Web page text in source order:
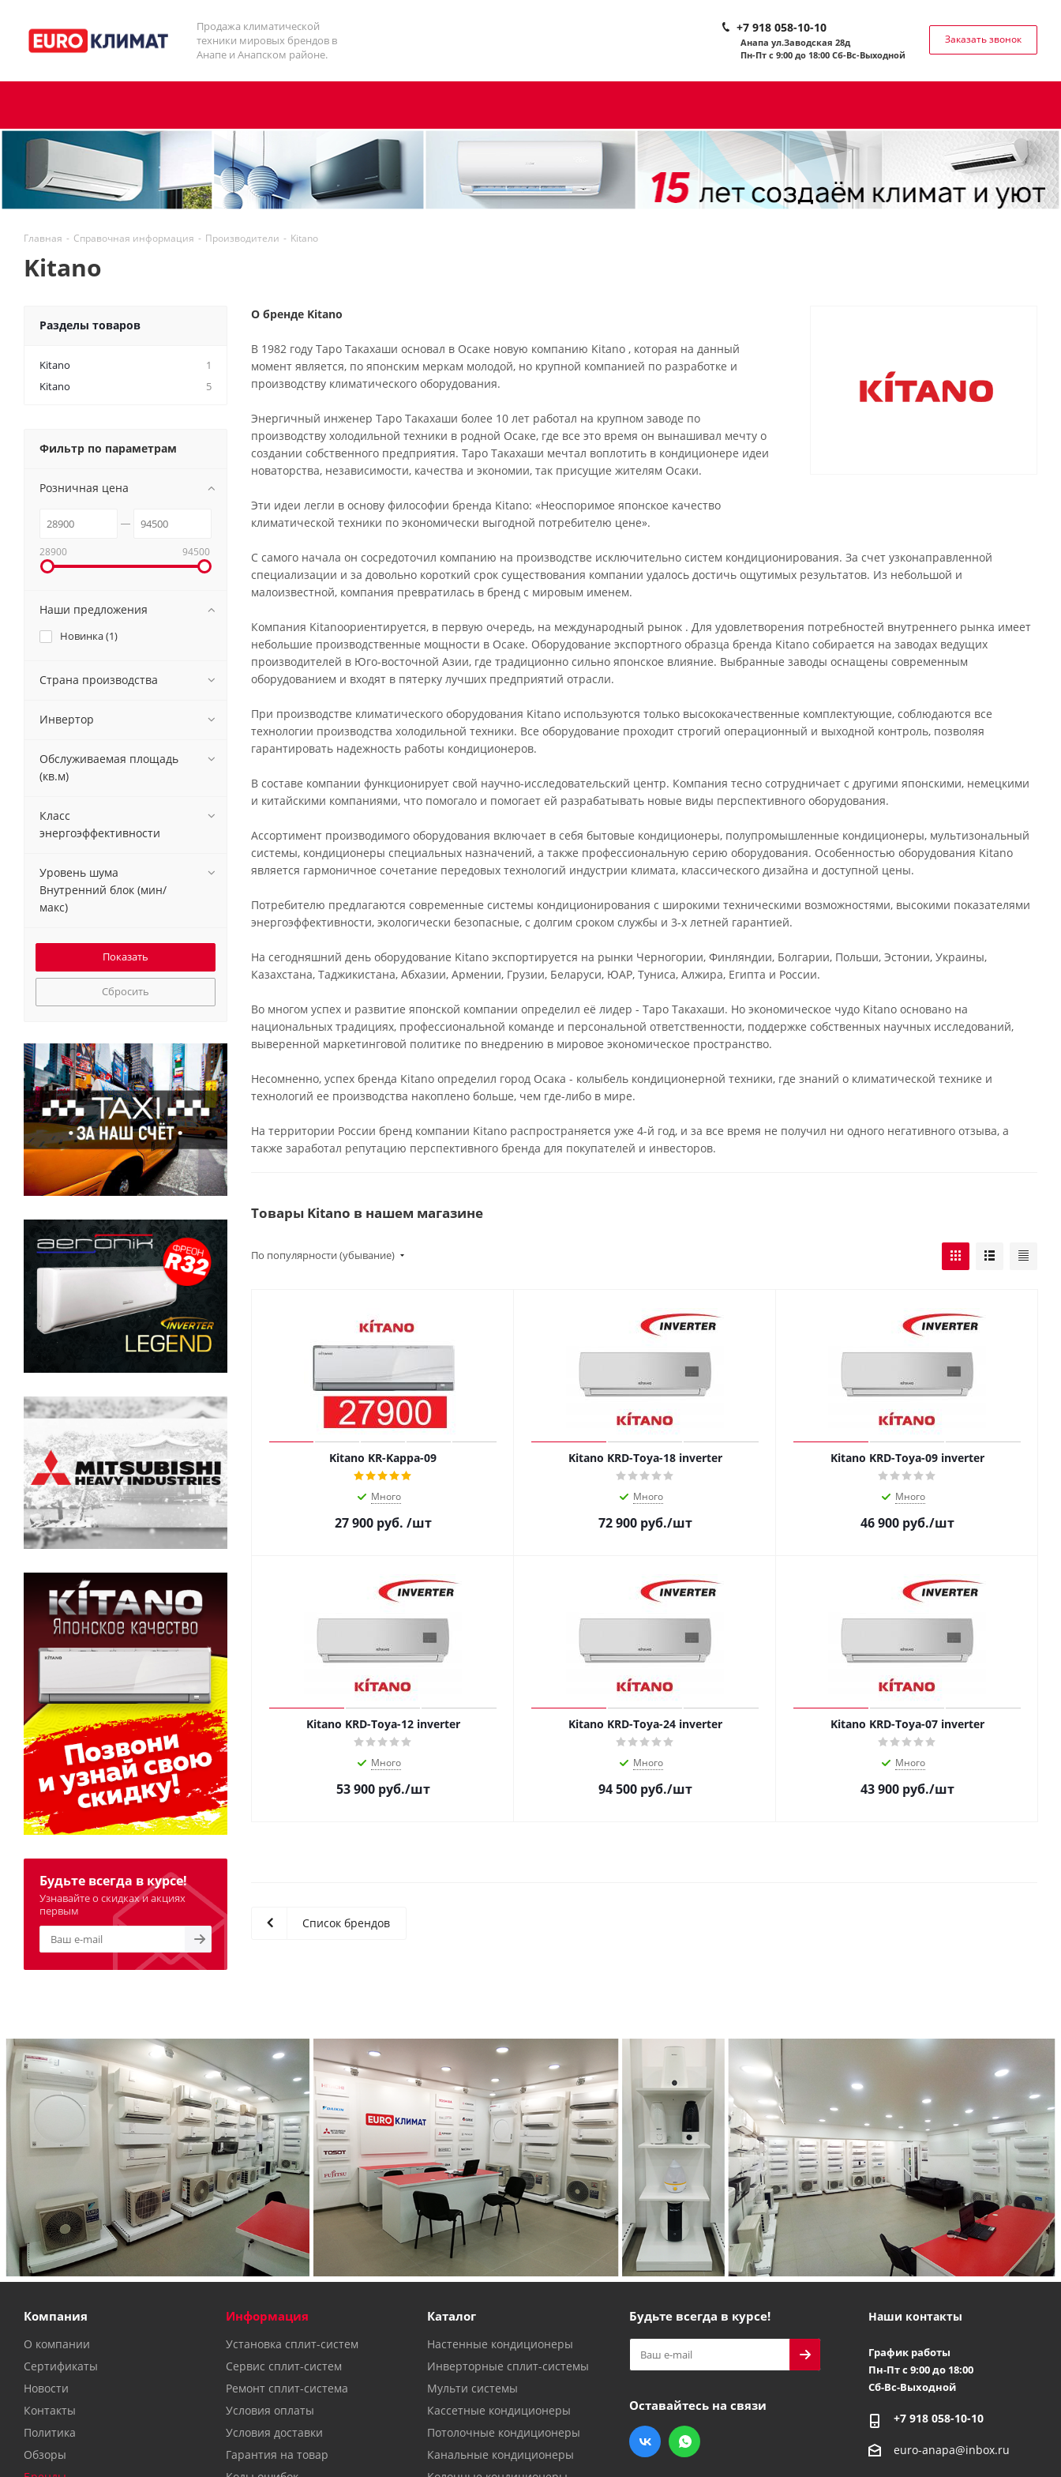
Продажа климатической
техники мировых брендов в
Анапе и Анапском районе.
+7 918 058-10-10
Анапа ул.Заводская 28д
Пн-Пт с 9:00 до 18:00 Сб-Вс-Выходной
Заказать звонок
Главная - Справочная информация - Производители - Kitano
Kitano
О бренде Kitano
В 1982 году Таро Такахаши основал в Осаке новую компанию Kitano , которая на данный
момент является, по японским меркам молодой, но крупной компанией по разработке и
производству климатического оборудования.
Энергичный инженер Таро Такахаши более 10 лет работал на крупном заводе по
производству холодильной техники в родной Осаке, где все это время он вынашивал мечту о
создании собственного предприятия. Таро Такахаши мечтал воплотить в кондиционере идеи
новаторства, независимости, качества и экономии, так присущие жителям Осаки.
Эти идеи легли в основу философии бренда Kitano: «Неоспоримое японское качество
климатической техники по экономически выгодной потребителю цене».
С самого начала он сосредоточил компанию на производстве исключительно систем кондиционирования. За счет узконаправленной
специализации и за довольно короткий срок существования компании удалось достичь ощутимых результатов. Из небольшой и
малоизвестной, компания превратилась в бренд с мировым именем.
Компания Kitanoориентируется, в первую очередь, на международный рынок . Для удовлетворения потребностей внутреннего рынка имеет
небольшие производственные мощности в Осаке. Оборудование экспортного образца бренда Kitano собирается на заводах ведущих
производителей в Юго-восточной Азии, где традиционно сильно японское влияние. Выбранные заводы оснащены современным
оборудованием и входят в пятерку лучших предприятий отрасли.
При производстве климатического оборудования Kitano используются только высококачественные комплектующие, соблюдаются все
технологии производства холодильной техники. Все оборудование проходит строгий операционный и выходной контроль, позволяя
гарантировать надежность работы кондиционеров.
В составе компании функционирует свой научно-исследовательский центр. Компания тесно сотрудничает с другими японскими, немецкими
и китайскими компаниями, что помогало и помогает ей разрабатывать новые виды перспективного оборудования.
Ассортимент производимого оборудования включает в себя бытовые кондиционеры, полупромышленные кондиционеры, мультизональный
системы, кондиционеры специальных назначений, а также профессиональную серию оборудования. Особенностью оборудования Kitano
является гармоничное сочетание передовых технологий индустрии климата, классического дизайна и доступной цены.
Потребителю предлагаются современные системы кондиционирования с широкими техническими возможностями, высокими показателями
энергоэффективности, экологически безопасные, с долгим сроком службы и 3-х летней гарантией.
На сегодняшний день оборудование Kitano экспортируется на рынки Черногории, Финляндии, Болгарии, Польши, Эстонии, Украины,
Казахстана, Таджикистана, Абхазии, Армении, Грузии, Беларуси, ЮАР, Туниса, Алжира, Египта и России.
Во многом успех и развитие японской компании определил её лидер - Таро Такахаши. Но экономическое чудо Kitano основано на
национальных традициях, профессиональной команде и персональной ответственности, поддержке собственных научных исследований,
выверенной маркетинговой политике по внедрению в мировое экономическое пространство.
Несомненно, успех бренда Kitano определил город Осака - колыбель кондиционерной техники, где знаний о климатической технике и
технологий ее производства накоплено больше, чем где-либо в мире.
На территории России бренд компании Kitano распространяется уже 4-й год, и за все время не получил ни одного негативного отзыва, а
также заработал репутацию перспективного бренда для покупателей и инвесторов.
Товары Kitano в нашем магазине
По популярности (убывание)
Kitano KR-Kappa-09
Много
27 900руб. /шт
Kitano KRD-Toya-18 inverter
Много
72 900руб./шт
Kitano KRD-Toya-09 inverter
Много
46 900руб./шт
Kitano KRD-Toya-12 inverter
Много
53 900руб./шт
Kitano KRD-Toya-24 inverter
Много
94 500руб./шт
Kitano KRD-Toya-07 inverter
Много
43 900руб./шт
Список брендов
Разделы товаров
Kitano
1
Kitano
5
Фильтр по параметрам
Розничная цена
28900 94500
Наши предложения
Новинка (1)
Страна производства
Инвертор
Обслуживаемая площадь
(кв.м)
Класс
энергоэффективности
Уровень шума
Внутренний блок (мин/
макс)
Сбросить
Будьте всегда в курсе!
Узнавайте о скидках и акциях
первым
Компания
О компании
Сертификаты
Новости
Контакты
Политика
Обзоры
Информация
Установка сплит-систем
Сервис сплит-систем
Ремонт сплит-система
Условия оплаты
Условия доставки
Гарантия на товар
Каталог
Настенные кондиционеры
Инверторные сплит-системы
Мульти системы
Кассетные кондиционеры
Потолочные кондиционеры
Канальные кондиционеры
Будьте всегда в курсе!
Оставайтесь на связи
Наши контакты
График работы
Пн-Пт с 9:00 до 18:00
Сб-Вс-Выходной
+7 918 058-10-10
euro-anapa@inbox.ru